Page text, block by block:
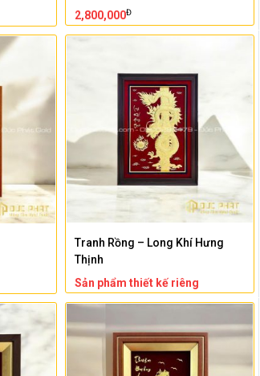
2,800,000Đ
Tranh Rồng – Long Khí Hưng
Thịnh
Sản phẩm thiết kế riêng